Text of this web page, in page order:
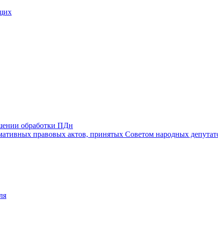
обработки ПДн
правовых актов, принятых Советом народных